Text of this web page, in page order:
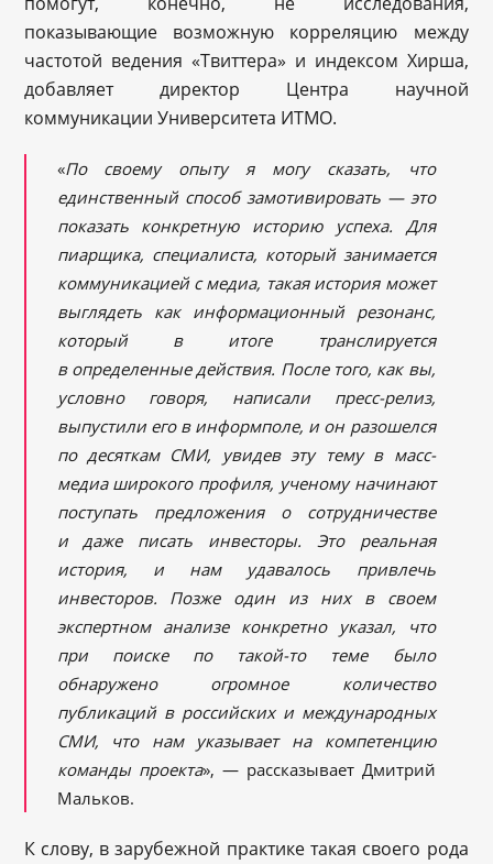
показывающие возможную корреляцию между
частотой ведения «Твиттера» и индексом Хирша,
добавляет директор Центра научной
коммуникации Университета ИТМО.
«По своему опыту я могу сказать, что
единственный способ замотивировать — это
показать конкретную историю успеха. Для
пиарщика, специалиста, который занимается
коммуникацией с медиа, такая история может
выглядеть как информационный резонанс,
который в итоге транслируется
в определенные действия. После того, как вы,
условно говоря, написали пресс-релиз,
выпустили его в информполе, и он разошелся
по десяткам СМИ, увидев эту тему в масс-
медиа широкого профиля, ученому начинают
поступать предложения о сотрудничестве
и даже писать инвесторы. Это реальная
история, и нам удавалось привлечь
инвесторов. Позже один из них в своем
экспертном анализе конкретно указал, что
при поиске по такой-то теме было
обнаружено огромное количество
публикаций в российских и международных
СМИ, что нам указывает на компетенцию
команды проекта», — рассказывает Дмитрий
Мальков.
К слову, в зарубежной практике такая своего рода